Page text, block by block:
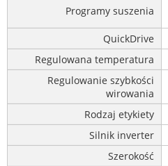
Programy suszenia
QuickDrive
Regulowana temperatura
Regulowanie szybkości
wirowania
Rodzaj etykiety
Silnik inverter
Szerokość